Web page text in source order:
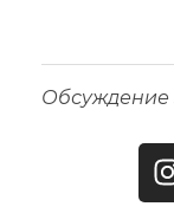
Обсуждение